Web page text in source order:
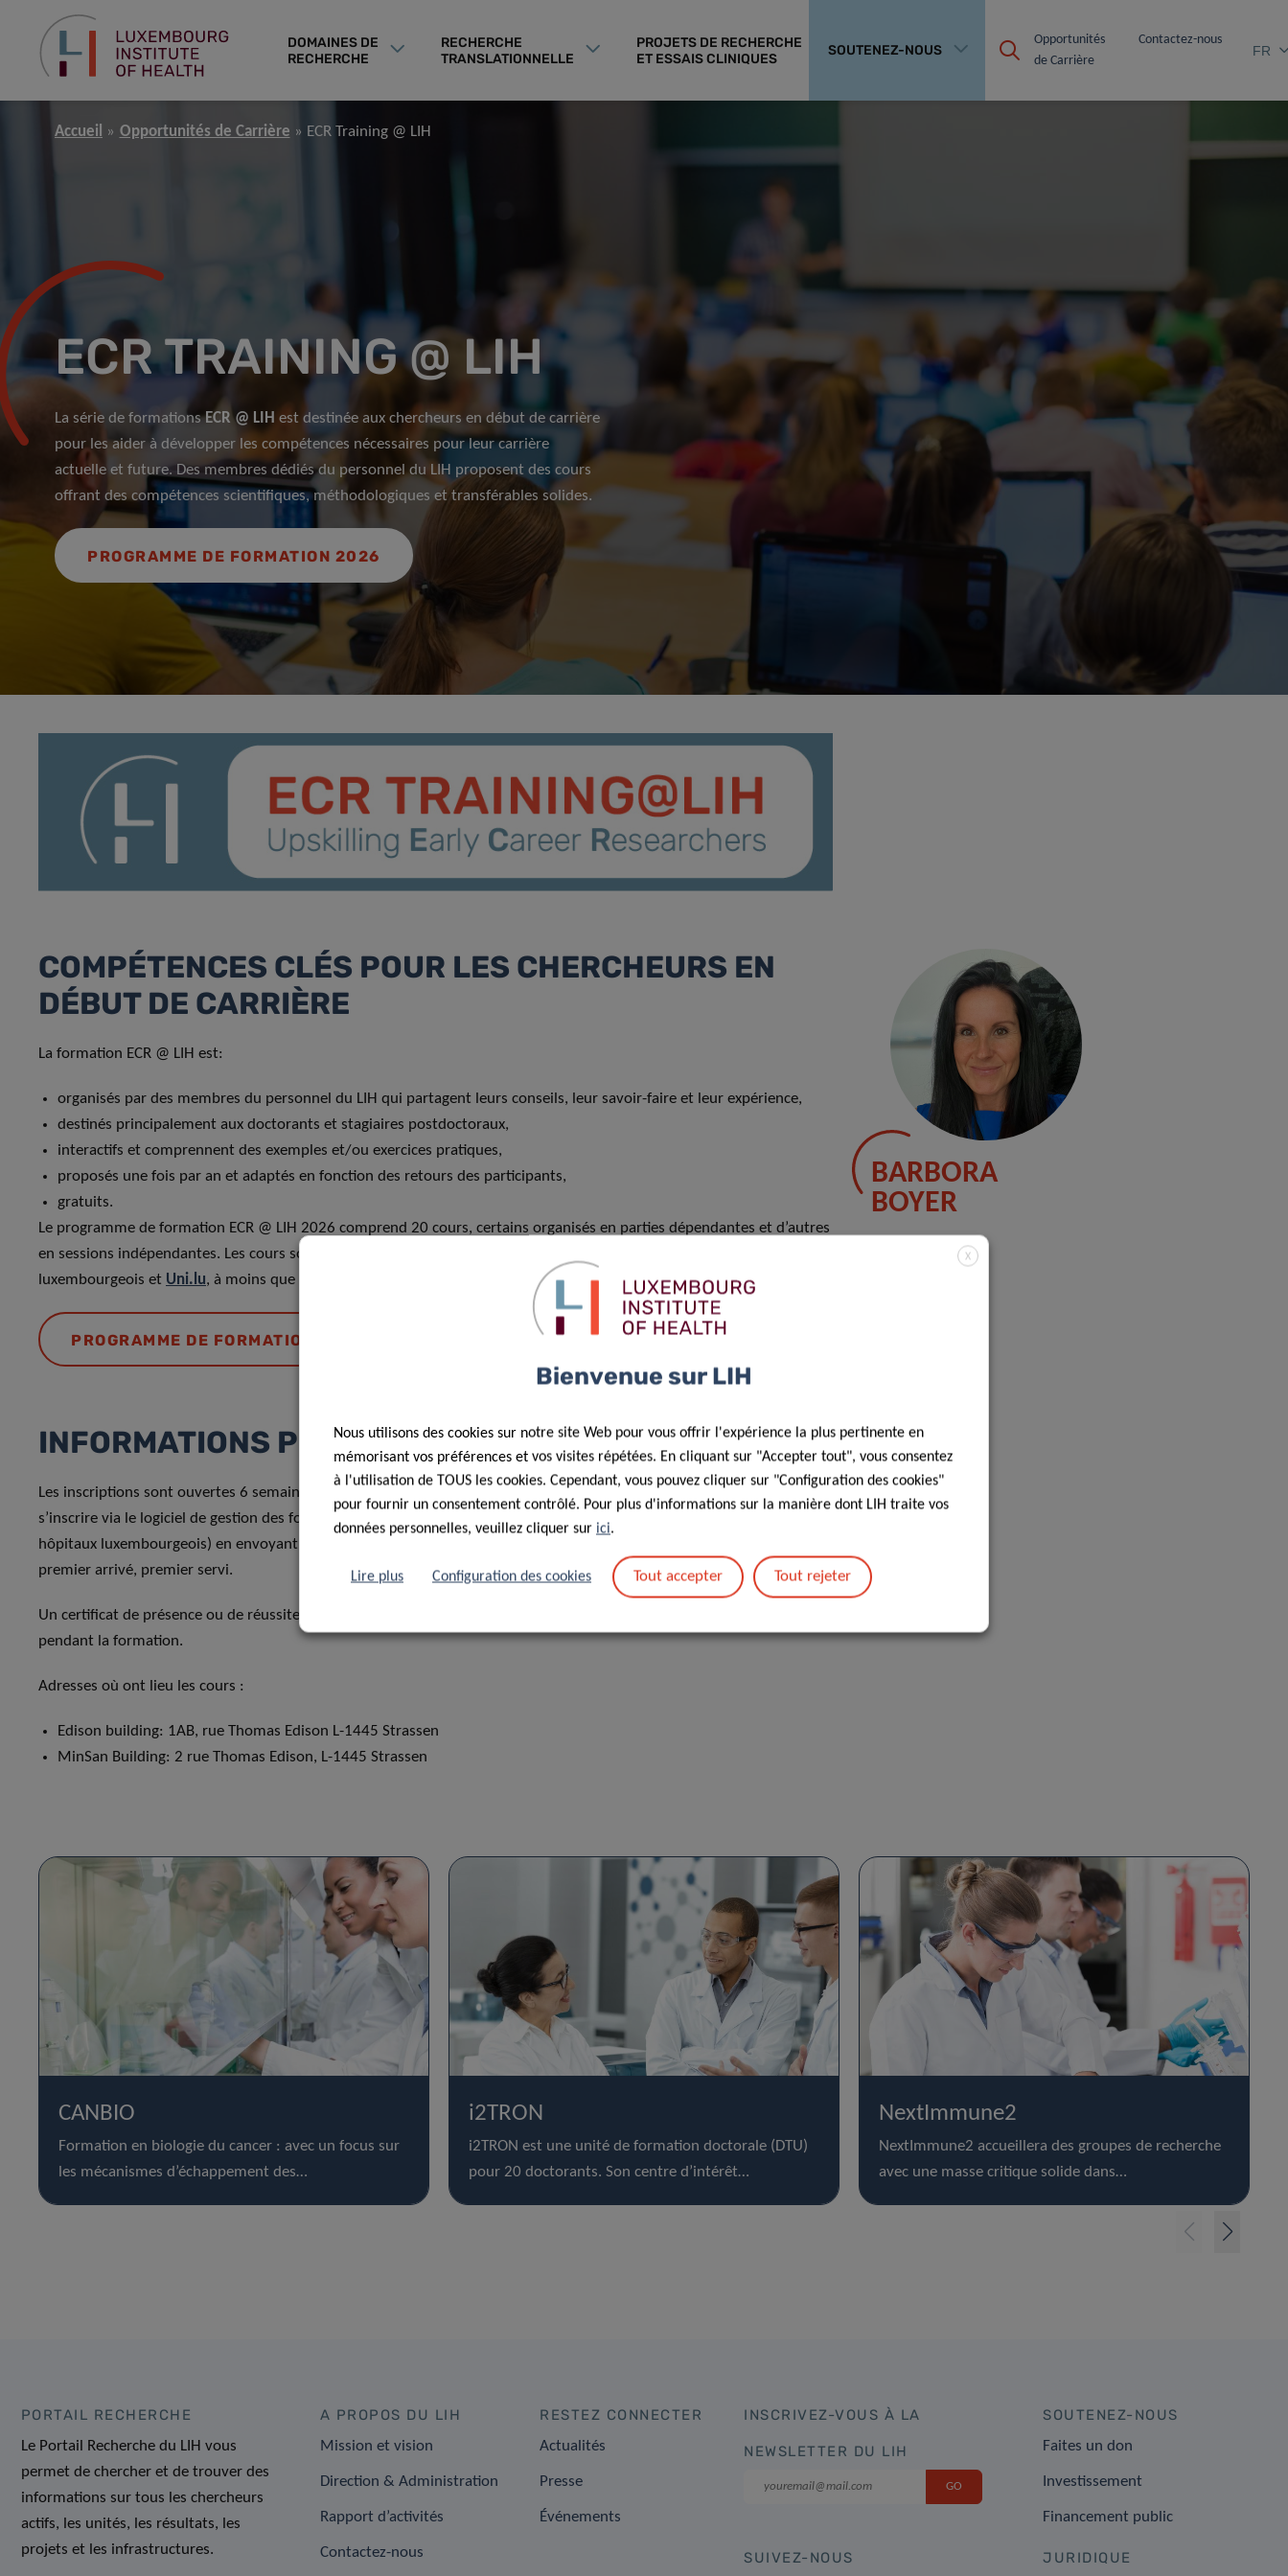
DOMAINES DE
RECHERCHE
RECHERCHE
TRANSLATIONNELLE
PROJETS DE RECHERCHE
ET ESSAIS CLINIQUES
SOUTENEZ-NOUS
Opportunités
de Carrière
Contactez-nous
FR
Accueil Opportunités de Carrière ECR Training @ LIH
ECR TRAINING @ LIH
La série de formationsECR @ LIH est destinée aux chercheurs en début de carrière
pour les aider à développer les compétences nécessaires pour leur carrière
actuelle et future. Des membres dédiés du personnel du LIH proposent des cours
offrant des compétences scientifiques, méthodologiques et transférables solides.
PROGRAMME DE FORMATION 2026
COMPÉTENCES CLÉS POUR LES CHERCHEURS EN
DÉBUT DE CARRIÈRE
La formation ECR @ LIH est:
organisés par des membres du personnel du LIH qui partagent leurs conseils, leur savoir-faire et leur expérience,
destinés principalement aux doctorants et stagiaires postdoctoraux,
interactifs et comprennent des exemples et/ou exercices pratiques,
proposés une fois par an et adaptés en fonction des retours des participants,
gratuits.
Le programme de formation ECR @ LIH 2026 comprend 20 cours, certains organisés en parties dépendantes et d’autres
en sessions indépendantes. Les cours sont ouverts au personnel scientifique et aux étudiants des instituts de recherche
luxembourgeois et Uni.lu, à moins que les sessions ne soient marqués comme « internes ».
PROGRAMME DE FORMATION 2026
INFORMATIONS PRATIQUES
Les inscriptions sont ouvertes 6 semaines avant le début du cours et closes 1 semaine avant. Le personnel du LIH doit
s’inscrire via le logiciel de gestion des formations internes et les participants externes (des instituts de recherche ou
hôpitaux luxembourgeois) en envoyant un e-mail à
premier arrivé, premier servi.
Un certificat de présence ou de réussite peut être délivré. Celui-ci peut être demandé sur la feuille de signatures
pendant la formation.
Adresses où ont lieu les cours :
Edison building: 1AB, rue Thomas Edison L-1445 Strassen
MinSan Building: 2 rue Thomas Edison, L-1445 Strassen
BARBORA
BOYER
CANBIO
Formation en biologie du cancer : avec un focus sur
les mécanismes d’échappement des…
i2TRON
i2TRON est une unité de formation doctorale (DTU)
pour 20 doctorants. Son centre d’intérêt…
NextImmune2
NextImmune2 accueillera des groupes de recherche
avec une masse critique solide dans…
PORTAIL RECHERCHE
Le Portail Recherche du LIH vous
permet de chercher et de trouver des
informations sur tous les chercheurs
actifs, les unités, les résultats, les
projets et les infrastructures.
A PROPOS DU LIH
Mission et vision
Direction & Administration
Rapport d’activités
Contactez-nous
RESTEZ CONNECTER
Actualités
Presse
Événements
INSCRIVEZ-VOUS À LA
NEWSLETTER DU LIH
SUIVEZ-NOUS
SOUTENEZ-NOUS
Faites un don
Investissement
Financement public
JURIDIQUE
X
Bienvenue sur LIH
Nous utilisons des cookies sur notre site Web pour vous offrir l'expérience la plus pertinente en
mémorisant vos préférences et vos visites répétées. En cliquant sur "Accepter tout", vous consentez
à l'utilisation de TOUS les cookies. Cependant, vous pouvez cliquer sur "Configuration des cookies"
pour fournir un consentement contrôlé. Pour plus d'informations sur la manière dont LIH traite vos
données personnelles, veuillez cliquer sur ici.
Lire plus Configuration des cookies Tout accepter Tout rejeter